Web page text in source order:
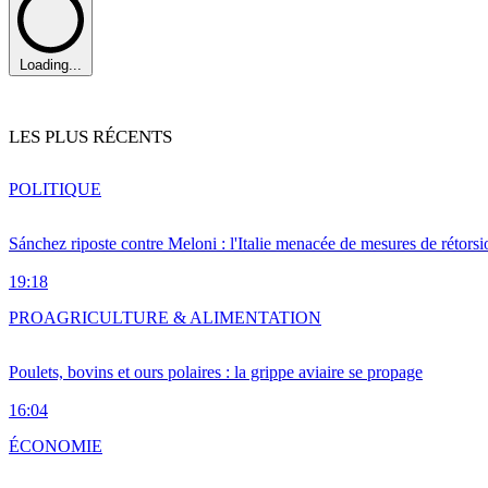
Loading...
LES PLUS RÉCENTS
Sánchez riposte contre Meloni : l'Italie menacée de mesures de
19:18
POLITIQUE
Poulets, bovins et ours polaires : la grippe aviaire se propage
16:04
PROAGRICULTURE & ALIMENTATION
ÉCONOMIE